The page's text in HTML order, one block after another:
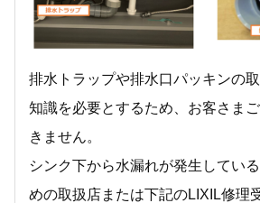
排水トラップや排水口パッキンの
知識を必要とするため、お客さま
きません。
シンク下から水漏れが発生してい
めの取扱店または下記のLIXIL修理